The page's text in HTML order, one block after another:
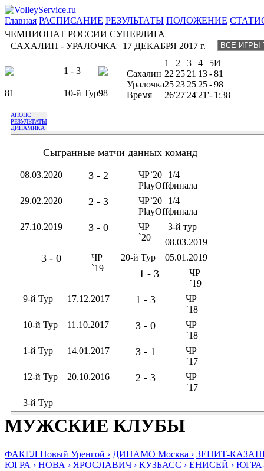
Главная РАСПИСАНИЕ РЕЗУЛЬТАТЫ ПОЛОЖЕНИЕ
ЧЕМПИОНАТ РОССИИ СУПЕРЛИГА
САХАЛИН - УРАЛОЧКА
17 ДЕКАБРЯ 2017 г.
1 - 3
81 10-й Тур98
1 2 3 4 5И
Сахалин 22 25 21 13-81
Уралочка25 23 25 25-98
Время
26'27'24'21'- 1:38
АНОНС
РЕЗУЛЬТАТЫ
ДИНАМИКА
Сыгранные матчи данных команд
08.03.2020 3 - 2
ЧР`20
PlayOff
1/4
финала
29.02.2020
2 - 3
ЧР`20
PlayOff
1/4
финала
27.10.2019
3 - 0
ЧР
`20
3-й тур
08.03.2019
3 - 0
ЧР
`19
20-й Тур 05.01.2019
1 - 3
ЧР
`19
9-й Тур
17.12.2017 1 - 3
ЧР
`18
10-й Тур
11.10.2017 3 - 0
ЧР
`18
1-й Тур
14.01.2017 3 - 1
ЧР
`17
12-й Тур
20.10.2016 2 - 3
ЧР
`17
3-й Тур
МУЖСКИЕ КЛУБЫ
ФАКЕЛ Новый Уренгой › ДИНАМО Москва › ЗЕНИТ-
ЮГРА › НОВА › ЯРОСЛАВИЧ › КУЗБАСС › ЕНИСЕЙ ›